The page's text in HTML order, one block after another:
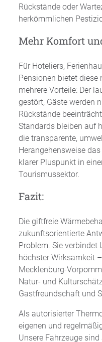
Rückstände oder
herkömmlichen
Mehr Komfort
Für Hoteliers,
Pensionen bietet diese
mehrere Vorteile: Der
gestört, Gäste werden
Rückstände
Standards bleiben auf
die transparente,
Herangehensweise das
klarer Pluspunkt in
Tourismussektor.
Fazit:
Die giftfreie
zukunftsorientierte
Problem. Sie
höchster Wirksamkeit
Mecklenburg-
Natur- und
Gastfreundschaft und
Als autorisierter
eigenen und
Unsere Fahrzeuge